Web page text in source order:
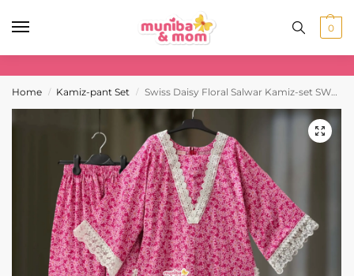
0
Home / Kamiz-pant Set / Swiss Daisy Floral Salwar Kamiz-set SW3T2